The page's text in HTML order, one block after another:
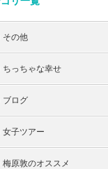
その他
ちっちゃな幸せ
ブログ
女子ツアー
梅原敦のオススメ